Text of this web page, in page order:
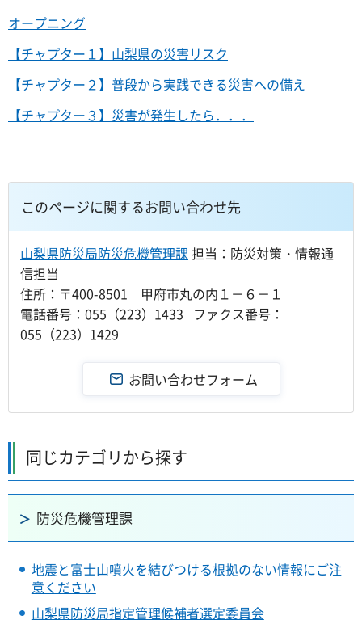
オープニング
【チャプター１】山梨県の災害リスク
【チャプター２】普段から実践できる災害への備え
【チャプター３】災害が発生したら．．．
このページに関するお問い合わせ先
山梨県防災局防災危機管理課担当：防災対策・情報通
信担当
住所：〒400-8501 甲府市丸の内１－６－１
電話番号：055（223）1433 ファクス番号：
055（223）1429
同じカテゴリから探す
防災危機管理課
地震と富士山噴火を結びつける根拠のない情報にご注
意ください
山梨県防災局指定管理候補者選定委員会